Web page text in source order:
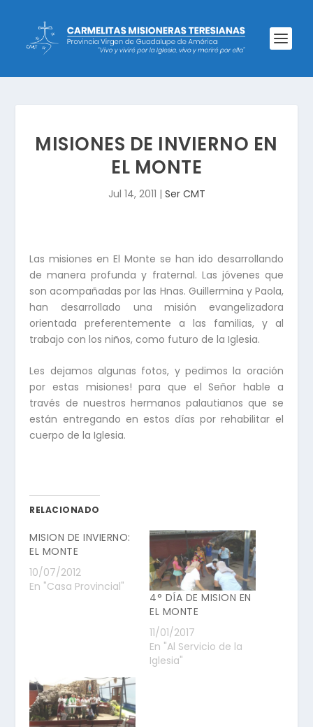
MISIONES DE INVIERNO EN
EL MONTE
Jul 14, 2011 | Ser CMT
Las misiones en El Monte se han ido desarrollando
de manera profunda y fraternal. Las jóvenes que
son acompañadas por las Hnas. Guillermina y Paola,
han desarrollado una misión evangelizadora
orientada preferentemente a las familias, y al
trabajo con los niños, como futuro de la Iglesia.
Les dejamos algunas fotos, y pedimos la oración
por estas misiones! para que el Señor hable a
través de nuestros hermanos palautianos que se
están entregando en estos días por rehabilitar el
cuerpo de la Iglesia.
RELACIONADO
MISION DE INVIERNO:
EL MONTE
10/07/2012
En "Casa Provincial"
4° DÍA DE MISION EN
EL MONTE
11/01/2017
En "Al Servicio de la
Iglesia"